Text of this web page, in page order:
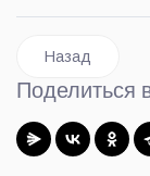
Предыдущий:
Назад
Поделиться